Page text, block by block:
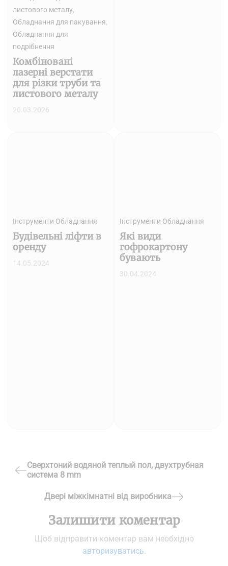
листового металу,
Обладнання для пакування,
Обладнання для
подрібнення
Комбіновані
лазерні верстати
для різки труби та
листового металу
20.03.2026
Інструменти Обладнання
Будівельні ліфти в
оренду
14.05.2024
Інструменти Обладнання
Які види
гофрокартону
бувають
30.04.2024
Навігація
Post
Сверхтоний водяной теплый пол, двухтрубная
система 8 mm
Next
Post
Двері міжкімнатні від виробника
Залишити коментар
Щоб відправити коментар вам необхідно
авторизуватись